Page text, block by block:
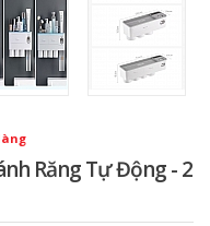
Răng Tự Động - 2